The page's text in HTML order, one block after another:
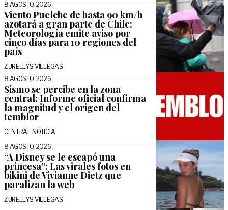
8 AGOSTO, 2026
Viento Puelche de hasta 90 km/h
azotará a gran parte de Chile:
Meteorología emite aviso por
cinco días para 10 regiones del
país
ZURELLYS VILLEGAS
8 AGOSTO, 2026
Sismo se percibe en la zona
central: Informe oficial confirma
la magnitud y el origen del
temblor
CENTRAL NOTICIA
8 AGOSTO, 2026
“A Disney se le escapó una
princesa”: Las virales fotos en
bikini de Vivianne Dietz que
paralizan la web
ZURELLYS VILLEGAS